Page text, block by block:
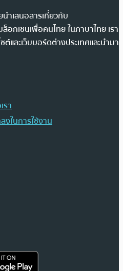
ำเสนอสารเกี่ยวกับ
อกเชนเพื่อคนไทย ในภาษาไทย เรา
และเว็บบอร์ดต่างประเทศและนำมา
รา
งในการใช้งาน